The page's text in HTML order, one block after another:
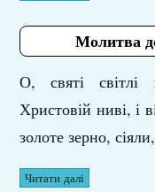
Молитва
О, святі
Христовій ниві, і
золоте зерно,
Читати далі